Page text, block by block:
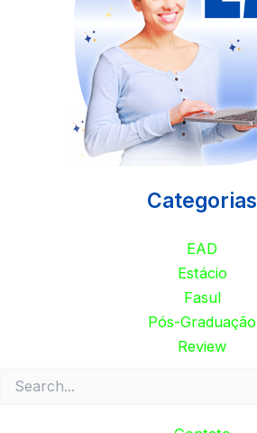
Categorias
EAD
Estácio
Fasul
Pós-Graduação
Review
por: